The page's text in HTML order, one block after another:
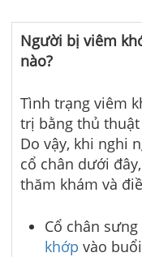
Người bị viêm
nào?
Tình trạng viêm
trị bằng thủ
Do vậy, khi nghi
cổ chân dưới
thăm khám và
Cổ chân
khớp vào